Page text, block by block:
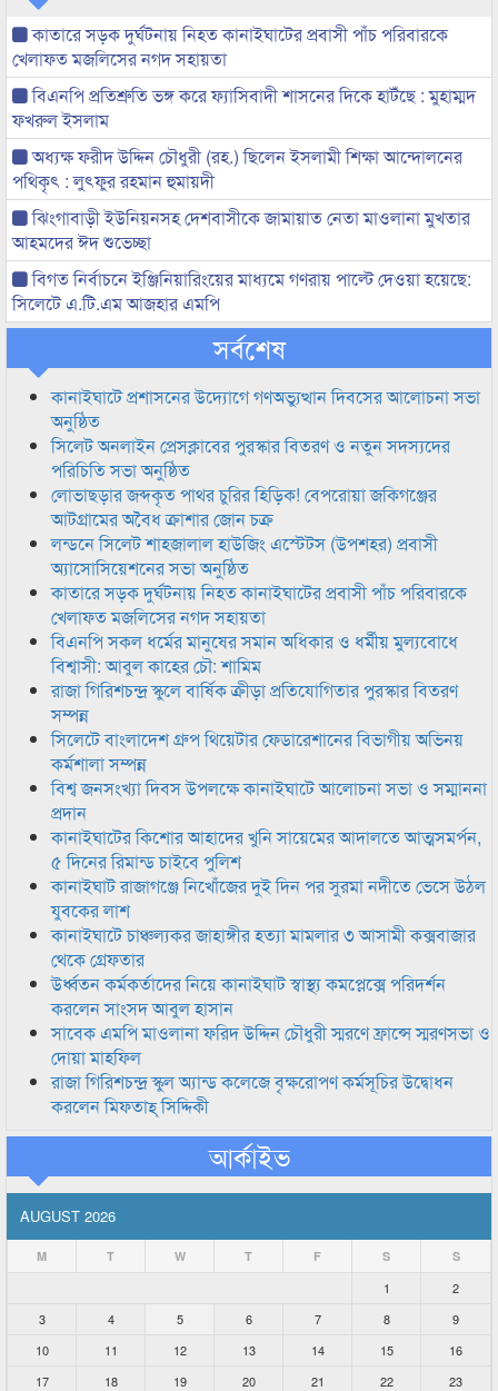
কাতারে সড়ক দুর্ঘটনায় নিহত কানাইঘাটের প্রবাসী পাঁচ পরিবারকে
খেলাফত মজলিসের নগদ সহায়তা
বিএনপি প্রতিশ্রুতি ভঙ্গ করে ফ্যাসিবাদী শাসনের দিকে হাটঁছে : মুহাম্মদ
ফখরুল ইসলাম
অধ্যক্ষ ফরীদ উদ্দিন চৌধুরী (রহ.) ছিলেন ইসলামী শিক্ষা আন্দোলনের
পথিকৃৎ : লুৎফুর রহমান হুমায়দী
ঝিংগাবাড়ী ইউনিয়নসহ দেশবাসীকে জামায়াত নেতা মাওলানা মুখতার
আহমদের ঈদ শুভেচ্ছা
বিগত নির্বাচনে ইঞ্জিনিয়ারিংয়ের মাধ্যমে গণরায় পাল্টে দেওয়া হয়েছে:
সিলেটে এ.টি.এম আজহার এমপি
সর্বশেষ
কানাইঘাটে প্রশাসনের উদ্যোগে গণঅভ্যুত্থান দিবসের আলোচনা সভা
অনুষ্ঠিত
সিলেট অনলাইন প্রেসক্লাবের পুরস্কার বিতরণ ও নতুন সদস্যদের
পরিচিতি সভা অনুষ্ঠিত
লোভাছড়ার জব্দকৃত পাথর চুরির হিড়িক! বেপরোয়া জকিগঞ্জের
আটগ্রামের অবৈধ ক্রাশার জোন চক্র
লন্ডনে সিলেট শাহজালাল হাউজিং এস্টেটস (উপশহর) প্রবাসী
অ্যাসোসিয়েশনের সভা অনুষ্ঠিত
কাতারে সড়ক দুর্ঘটনায় নিহত কানাইঘাটের প্রবাসী পাঁচ পরিবারকে
খেলাফত মজলিসের নগদ সহায়তা
বিএনপি সকল ধর্মের মানুষের সমান অধিকার ও ধর্মীয় মুল্যবোধে
বিশ্বাসী: আবুল কাহের চৌ: শামিম
রাজা গিরিশচন্দ্র স্কুলে বার্ষিক ক্রীড়া প্রতিযোগিতার পুরস্কার বিতরণ
সম্পন্ন
সিলেটে বাংলাদেশ গ্রুপ থিয়েটার ফেডারেশানের বিভাগীয় অভিনয়
কর্মশালা সম্পন্ন
বিশ্ব জনসংখ্যা দিবস উপলক্ষে কানাইঘাটে আলোচনা সভা ও সম্মাননা
প্রদান
কানাইঘাটের কিশোর আহাদের খুনি সায়েমের আদালতে আত্মসমর্পন,
৫ দিনের রিমান্ড চাইবে পুলিশ
কানাইঘাট রাজাগঞ্জে নিখোঁজের দুই দিন পর সুরমা নদীতে ভেসে উঠল
যুবকের লাশ
কানাইঘাটে চাঞ্চল্যকর জাহাঙ্গীর হত্যা মামলার ৩ আসামী কক্সবাজার
থেকে গ্রেফতার
উর্ধ্বতন কর্মকর্তাদের নিয়ে কানাইঘাট স্বাস্থ্য কমপ্লেক্সে পরিদর্শন
করলেন সাংসদ আবুল হাসান
সাবেক এমপি মাওলানা ফরিদ উদ্দিন চৌধুরী স্মরণে ফ্রান্সে স্মরণসভা ও
দোয়া মাহফিল
রাজা গিরিশচন্দ্র স্কুল অ্যান্ড কলেজে বৃক্ষরোপণ কর্মসূচির উদ্বোধন
করলেন মিফতাহ্ সিদ্দিকী
আর্কাইভ
AUGUST 2026
M T W T F S S
1
2
3
4 5 6 7 8
9
10
11 12 13 14 15
16
17
18 19 20 21 22 23